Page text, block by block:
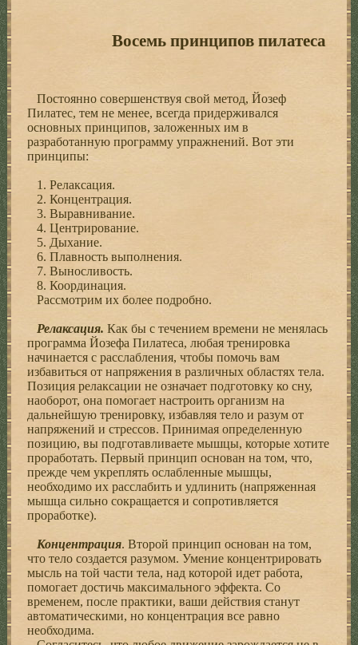
Восемь принципов пилатеса
Постоянно совершенствуя свой метод, Йозеф
Пилатес, тем не менее, всегда придерживался
основных принципов, заложенных им в
разработанную программу упражнений. Вот эти
принципы:
1. Релаксация.
2. Концентрация.
3. Выравнивание.
4. Центрирование.
5. Дыхание.
6. Плавность выполнения.
7. Выносливость.
8. Координация.
Рассмотрим их более подробно.
Релаксация. Как бы с течением времени не менялась
программа Йозефа Пилатеса, любая тренировка
начинается с расслабления, чтобы помочь вам
избавиться от напряжения в различных областях тела.
Позиция релаксации не означает подготовку ко сну,
наоборот, она помогает настроить организм на
дальнейшую тренировку, избавляя тело и разум от
напряжений и стрессов. Принимая определенную
позицию, вы подготавливаете мышцы, которые хотите
проработать. Первый принцип основан на том, что,
прежде чем укреплять ослабленные мышцы,
необходимо их расслабить и удлинить (напряженная
мышца сильно сокращается и сопротивляется
проработке).
Концентрация. Второй принцип основан на том,
что тело создается разумом. Умение концентрировать
мысль на той части тела, над которой идет работа,
помогает достичь максимального эффекта. Со
временем, после практики, ваши действия станут
автоматическими, но концентрация все равно
необходима.